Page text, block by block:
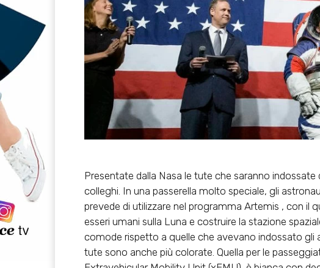
Presentate dalla Nasa le tute che saranno indossate
colleghi. In una passerella molto speciale, gli
prevede di utilizzare nel programma Artemis , con il
esseri umani sulla Luna e costruire la stazione
comode rispetto a quelle che avevano indossato gli
tute sono anche più colorate. Quella per le